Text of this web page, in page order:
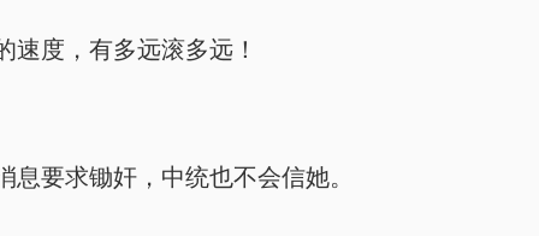
度，有多远滚多远！
要求锄奸，中统也不会信她。